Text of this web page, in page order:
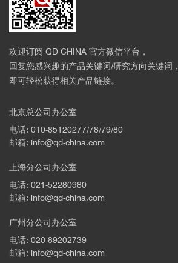
欢迎订阅 QD CHINA 官方微信平台，
回复您感兴趣的产品关键词/研究方向关键词，
即可轻松获得相关产品链接。
北京总公司办公室
电话: 010-85120277/78/79/80
邮箱: info@qd-china.com
上海分公司办公室
电话: 021-52280980
邮箱: info@qd-china.com
广州分公司办公室
电话: 020-89202739
邮箱: info@qd-china.com